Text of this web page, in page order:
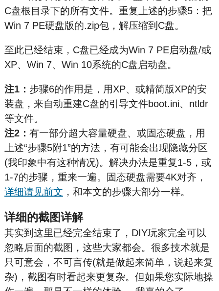
C盘根目录下的所有文件。重复上述的步骤5：把
Win 7 PE硬盘版的.zip包，解压缩到C盘。
至此已经结束，C盘已经成为Win 7 PE启动盘/或
XP、Win 7、Win 10系统的C盘启动盘。
注1： 步骤6的作用是，用XP、或精简版XP的安
装盘，来自动重建C盘的引导文件boot.ini、ntldr
等文件。
注2： 有一部分超大容量硬盘、或固态硬盘，用
上述“步骤5附1”的方法，有可能会出现隐藏分区
(我印象中有这种情况)。解决办法是重复1-5，或
1-7的步骤，重来一遍。固态硬盘需要4K对齐，
详细请见前文 ，和本文的步骤大部分一样。
详细的截图详解
其实到这里已经完全结束了，DIY玩家完全可以
忽略后面的截图，这些大家都会。很多技术就是
只可意会，不可言传(就是做起来简单，说起来复
杂)，截图有时看起来更复杂。但如果您实际地操